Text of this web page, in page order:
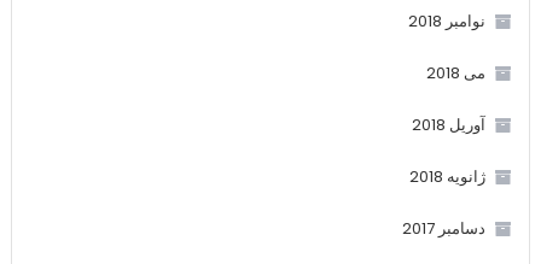
نوامبر 2018
می 2018
آوریل 2018
ژانویه 2018
دسامبر 2017